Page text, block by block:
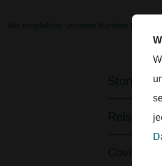
Wir empfehlen unseren Kunden bereits
Covid-